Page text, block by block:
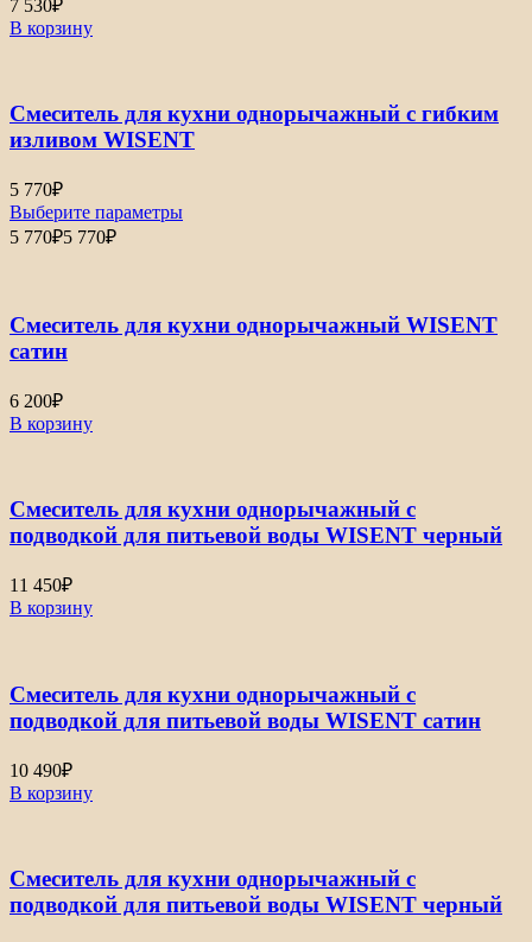
7 530₽
В корзину
Смеситель для кухни однорычажный с гибким
изливом WISENT
5 770₽
Выберите параметры
5 770₽5 770₽
Смеситель для кухни однорычажный WISENT
сатин
6 200₽
В корзину
Смеситель для кухни однорычажный с
подводкой для питьевой воды WISENT черный
11 450₽
В корзину
Смеситель для кухни однорычажный с
подводкой для питьевой воды WISENT сатин
10 490₽
В корзину
Смеситель для кухни однорычажный с
подводкой для питьевой воды WISENT черный